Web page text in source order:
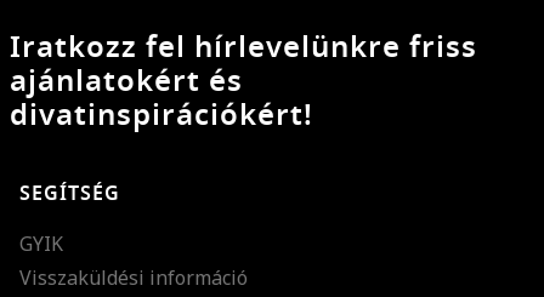
Iratkozz fel hírlevelünkre friss
ajánlatokért és
divatinspirációkért!
SEGÍTSÉG
GYIK
Visszaküldési információ